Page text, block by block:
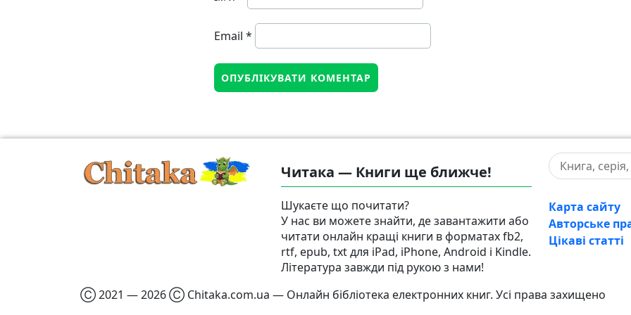
Email *
Читака — Книги ще ближче!
Шукаєте що почитати?
У нас ви можете знайти, де завантажити або
читати онлайн кращі книги в форматах fb2,
rtf, epub, txt для iPad, iPhone, Android і Kindle.
Література завжди під рукою з нами!
Карта сайту
Авторське
Цікаві статті
Ⓒ 2021 — 2026 Ⓒ Chitaka.com.ua — Онлайн бібліотека електронних книг. Усі права захищено